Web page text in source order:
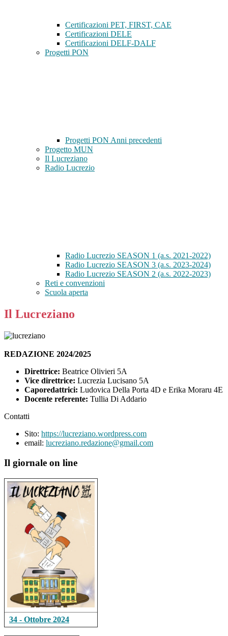
Certificazioni PET, FIRST, CAE
Certificazioni DELE
Certificazioni DELF-DALF
Progetti PON
Progetti PON Anni precedenti
Progetto MUN
Il Lucreziano
Radio Lucrezio
Radio Lucrezio SEASON 1 (a.s. 2021-2022)
Radio Lucrezio SEASON 3 (a.s. 2023-2024)
Radio Lucrezio SEASON 2 (a.s. 2022-2023)
Reti e convenzioni
Scuola aperta
Il Lucreziano
REDAZIONE 2024/2025
Direttrice: Beatrice Olivieri 5A
Vice direttrice: Lucrezia Lucisano 5A
Caporedattrici: Ludovica Della Porta 4D e Erika Moraru 4E
Docente referente: Tullia Di Addario
Contatti
Sito: https://lucreziano.wordpress.com
email: lucreziano.redazione@gmail.com
Il giornale on line
34 - Ottobre 2024